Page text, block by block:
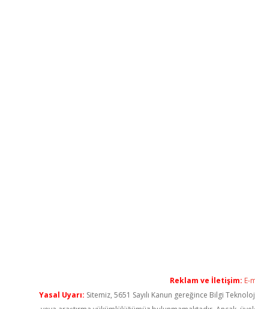
Reklam ve İletişim: E-
Yasal Uyarı: Sitemiz, 5651 Sayılı Kanun gereğince Bilgi